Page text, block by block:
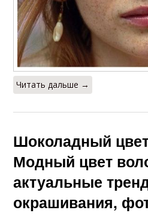
Читать дальше →
Шоколадный
Модный цвет
актуальные
окрашивания,